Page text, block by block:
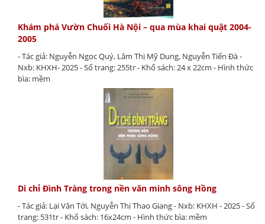
Khám phá Vườn Chuối Hà Nội – qua mùa khai quật 2004-
2005
- Tác giả: Nguyễn Ngọc Quý, Lâm Thị Mỹ Dung, Nguyễn Tiến Đà -
Nxb: KHXH- 2025 - Số trang: 255tr - Khổ sách: 24 x 22cm - Hình thức
bìa: mềm
Di chỉ Đình Tràng trong nền văn minh sông Hồng
- Tác giả: Lại Văn Tới, Nguyễn Thị Thao Giang - Nxb: KHXH - 2025 - Số
trang: 531tr - Khổ sách: 16x24cm - Hình thức bìa: mềm